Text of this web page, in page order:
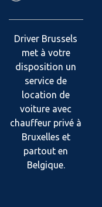
Driver Brussels
met à votre
disposition un
service de
location de
voiture avec
chauffeur privé à
Bruxelles et
partout en
Belgique.